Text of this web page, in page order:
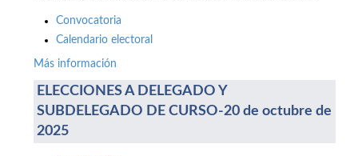
Convocatoria
Calendario electoral
Más información
ELECCIONES A DELEGADO Y
SUBDELEGADO DE CURSO-20 de octubre de
2025